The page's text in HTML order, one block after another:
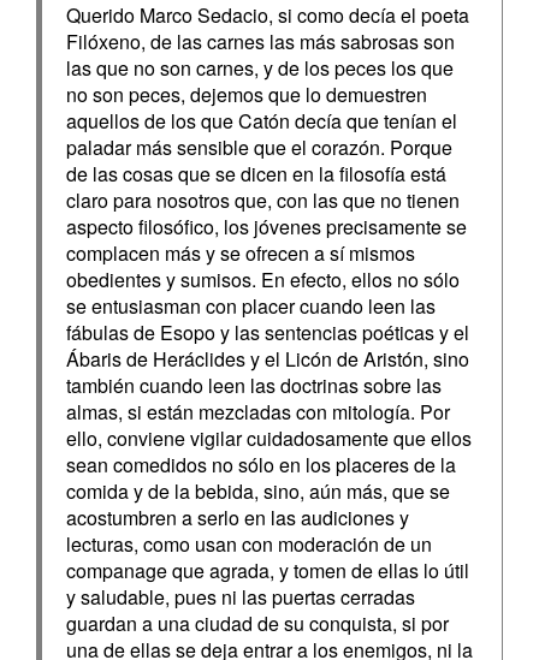
Querido Marco Sedacio, si como decía el poeta
Filóxeno, de las carnes las más sabrosas son
las que no son carnes, y de los peces los que
no son peces, dejemos que lo demuestren
aquellos de los que Catón decía que tenían el
paladar más sensible que el corazón. Porque
de las cosas que se dicen en la filosofía está
claro para nosotros que, con las que no tienen
aspecto filosófico, los jóvenes precisamente se
complacen más y se ofrecen a sí mismos
obedientes y sumisos. En efecto, ellos no sólo
se entusiasman con placer cuando leen las
fábulas de Esopo y las sentencias poéticas y el
Ábaris de Heráclides y el Licón de Aristón, sino
también cuando leen las doctrinas sobre las
almas, si están mezcladas con mitología. Por
ello, conviene vigilar cuidadosamente que ellos
sean comedidos no sólo en los placeres de la
comida y de la bebida, sino, aún más, que se
acostumbren a serlo en las audiciones y
lecturas, como usan con moderación de un
companage que agrada, y tomen de ellas lo útil
y saludable, pues ni las puertas cerradas
guardan a una ciudad de su conquista, si por
una de ellas se deja entrar a los enemigos, ni la